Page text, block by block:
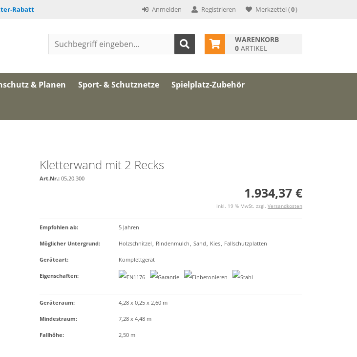
Rabatt Merkzettel (0)
Registrieren
Anmelden
WARENKORB
0 ARTIKEL
& Planen Sport- & Schutznetze Spielplatz-Zubehör
Kletterwand mit 2 Recks
Art.Nr.: 05.20.300
1.934,37 €
inkl. 19 % MwSt. zzgl. Versandkosten
Empfohlen ab: 5 Jahren
Möglicher Untergrund: Holzschnitzel, Rindenmulch, Sand, Kies, Fallschutzplatten
Geräteart: Komplettgerät
Eigenschaften:
Geräteraum: 4,28 x 0,25 x 2,60 m
Mindestraum: 7,28 x 4,48 m
Fallhöhe: 2,50 m